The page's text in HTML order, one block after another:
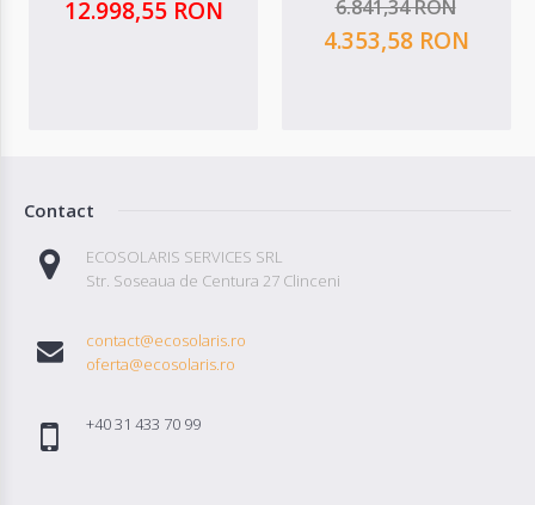
12.998,55 RON 6.841,34 RON
4.353,58 RON
Contact
ECOSOLARIS SERVICES SRL
Str. Soseaua de Centura 27 Clinceni
contact@ecosolaris.ro
oferta@ecosolaris.ro
+40 31 433 70 99